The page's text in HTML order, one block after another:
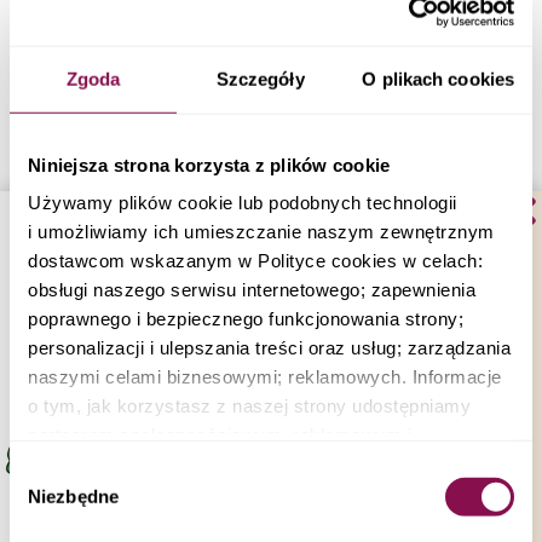
Zgoda Szczegóły O plikach cookies
Niniejsza strona korzysta z plików cookie
Używamy plików cookie lub podobnych technologii
i umożliwiamy ich umieszczanie naszym zewnętrznym
dostawcom wskazanym w Polityce cookies w celach:
obsługi naszego serwisu internetowego; zapewnienia
poprawnego i bezpiecznego funkcjonowania strony;
personalizacji i ulepszania treści oraz usług; zarządzania
naszymi celami biznesowymi; reklamowych. Informacje
o tym, jak korzystasz z naszej strony udostępniamy
informacje z innymi danymi otrzymanymi od Ciebie lub
Wybór
zgody
Niezbędne
Napoje energetyczne
Większość alkoholi, szczególnie piwo i słodkie wina
Chleb, bułki, pieczywo
Makaron
Ryż (biały i brązowy)
Płatki śniadaniowe
Płatki owsiane
Kasza manna, gryczana, kuskus
Wafle ryżowe
Warzywa bogate w skrobię
Groszek